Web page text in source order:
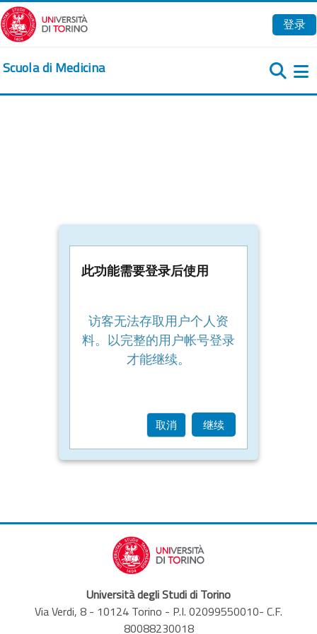
跳到主要内容
登录
Scuola di Medicina
此功能需要登录后使用
访客无法存取用户个人资
料。以完整的用户帐号登录
才能继续。
取消 继续
Università degli Studi di Torino
Via Verdi, 8 - 10124 Torino - P.I. 02099550010- C.F.
80088230018